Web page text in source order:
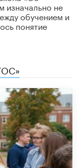
изначально не
обучением и
понятие